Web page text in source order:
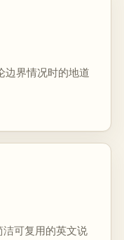
边界情况时的地道
可复用的英文说